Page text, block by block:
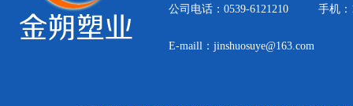
公司电话：0539-6121210 手机：
E-maill：jinshuosuye@163.com